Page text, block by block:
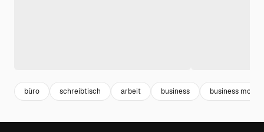
büro schreibtisch arbeit business business